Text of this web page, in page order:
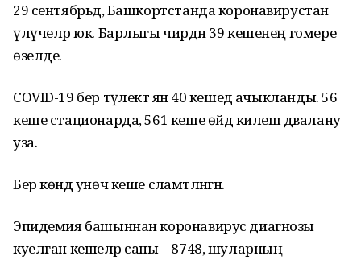
29 сентябрьдә, Башкортстанда коронавирустан
үлүчеләр юк. Барлыгы чирдән 39 кешенең гомере
өзелде.
COVID-19 бер тәүлектә янә 40 кешедә ачыкланды. 56
кеше стационарда, 561 кеше өйдә килеш дәвалану
уза.
Бер көндә унөч кеше сәламәтләнгән.
Эпидемия башыннан коронавирус диагнозы
куелган кешеләр саны – 8748, шуларның